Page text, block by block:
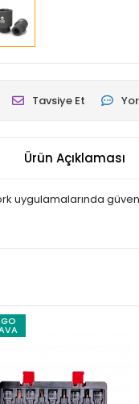
Tavsiye Et
Ürün Açıklaması
uygulamalarında